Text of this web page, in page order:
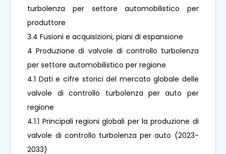
turbolenza per settore automobilistico per
produttore
3.4 Fusioni e acquisizioni, piani di espansione
4 Produzione di valvole di controllo turbolenza
per settore automobilistico per regione
4.1 Dati e cifre storici del mercato globale delle
valvole di controllo turbolenza per auto per
regione
4.1.1 Principali regioni globali per la produzione di
valvole di controllo turbolenza per auto (2023-
2033)